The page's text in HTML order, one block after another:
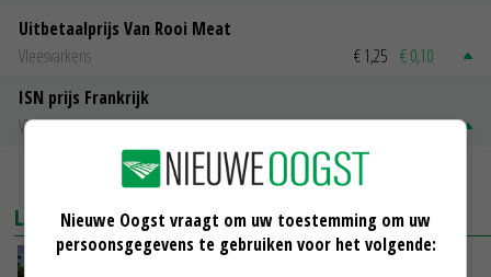
Uitbetaalprijs Van Rooi Meat
Vleesvarkens
€ 1,25 € 0,10
ISN prijs Frankrijk
Vleesvarkens
€ 1,78 € 0,06
MEER MARKTPRIJZEN
LAATSTE NIEUWS
Nieuwe Oogst vraagt om uw toestemming om uw
persoonsgegevens te gebruiken voor het volgende: